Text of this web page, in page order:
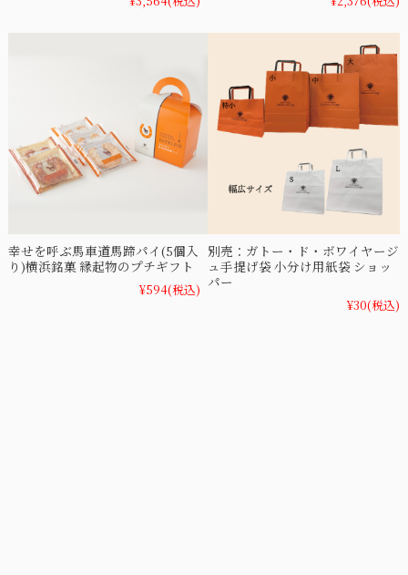
幸せを呼ぶ馬車道馬蹄パイ(5個入
り)横浜銘菓 縁起物のプチギフト
¥594(税込)
別売：ガトー・ド・ボワイヤージ
ュ手提げ袋 小分け用紙袋 ショッ
パー
¥30(税込)